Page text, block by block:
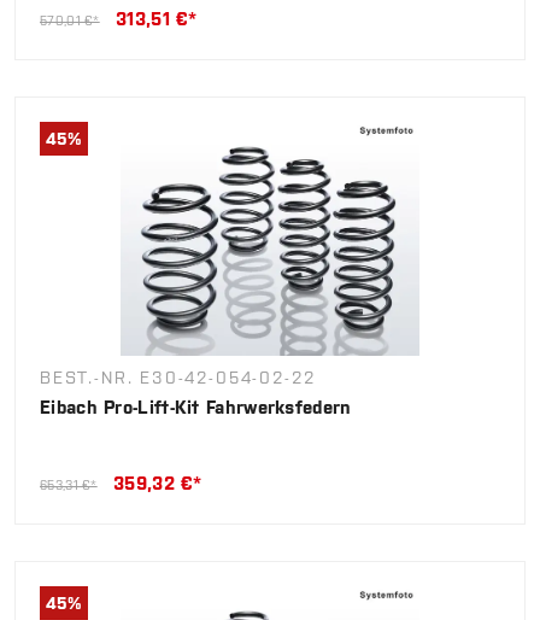
570,01 €* 313,51 €*
45%
BEST.-NR. E30-42-054-02-22
Eibach Pro-Lift-Kit Fahrwerksfedern
653,31 €* 359,32 €*
45%